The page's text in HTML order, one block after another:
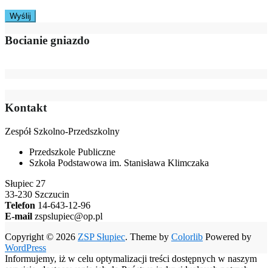
Bocianie gniazdo
Kontakt
Zespół Szkolno-Przedszkolny
Przedszkole Publiczne
Szkoła Podstawowa im. Stanisława Klimczaka
Słupiec 27
33-230 Szczucin
Telefon 14-643-12-96
E-mail zspslupiec@op.pl
Copyright © 2026 ZSP Słupiec. Theme by Colorlib Powered by
WordPress
Informujemy, iż w celu optymalizacji treści dostępnych w naszym